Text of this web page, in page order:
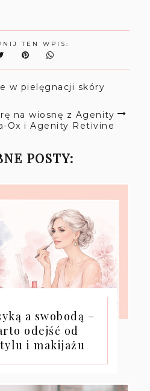
TEN WPIS:
w pielęgnacji skóry
na wiosnę z Agenity
Ox i Agenity Retivine
POSTY:
a swobodą –
odejść od
i makijażu